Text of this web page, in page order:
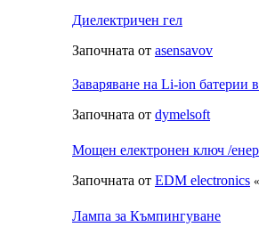
Диелектричен гел
Започната от asensavov
Заваряване на Li-ion батерии
Започната от dymelsoft
Мощен електронен ключ /
Започната от EDM electronics «
Лампа за Къмпингуване